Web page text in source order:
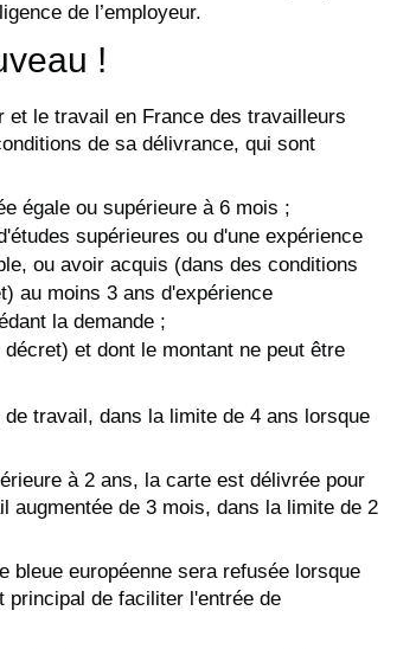
de l’employeur.
!
et le travail en France des travailleurs
de sa délivrance, qui sont
égale ou supérieure à 6 mois ;
supérieures ou d'une expérience
ou avoir acquis (dans des conditions
au moins 3 ans d'expérience
la demande ;
et dont le montant ne peut être
travail, dans la limite de 4 ans lorsque
à 2 ans, la carte est délivrée pour
augmentée de 3 mois, dans la limite de 2
bleue européenne sera refusée lorsque
principal de faciliter l'entrée de